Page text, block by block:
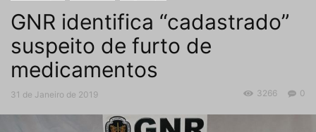
GNR identifica “cadastrado”
suspeito de furto de
medicamentos
31 de Janeiro de 2019 0
3266